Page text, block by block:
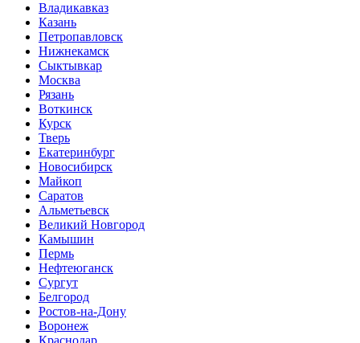
Владикавказ
Казань
Петропавловск
Нижнекамск
Сыктывкар
Москва
Рязань
Воткинск
Курск
Тверь
Екатеринбург
Новосибирск
Майкоп
Саратов
Альметьевск
Великий Новгород
Камышин
Пермь
Нефтеюганск
Сургут
Белгород
Ростов-на-Дону
Воронеж
Краснодар